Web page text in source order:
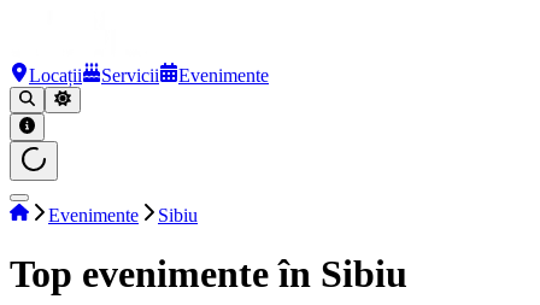
Locații Servicii Evenimente
Evenimente Sibiu
Top evenimente în Sibiu